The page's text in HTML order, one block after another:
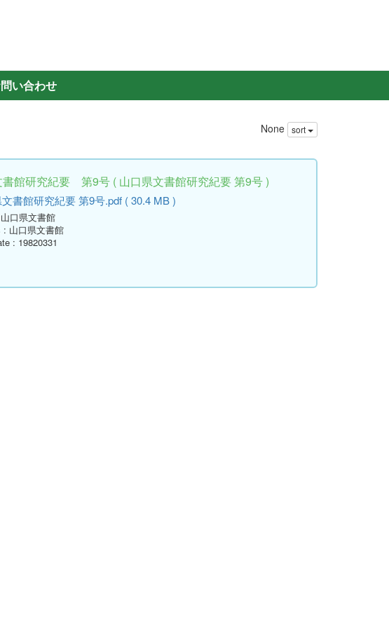
い合わせ
None sort
書館研究紀要 第9号 ( 山口県文書館研究紀要 第9号 )
書館研究紀要 第9号.pdf ( 30.4 MB )
口県文書館
: 山口県文書館
: 19820331